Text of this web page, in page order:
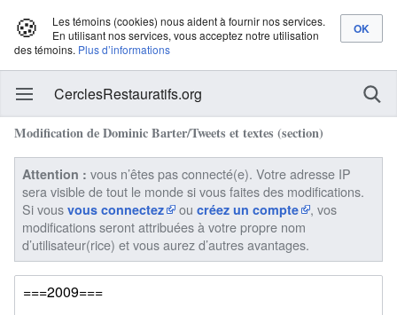
🍪
Les témoins (cookies) nous aident à fournir nos services.
En utilisant nos services, vous acceptez notre utilisation
des témoins. Plus d’informations
CerclesRestauratifs.org
Modification de Dominic Barter/Tweets et textes (section)
Attention : vous n’êtes pas connecté(e). Votre adresse IP
sera visible de tout le monde si vous faites des modifications.
Si vous vous connectez ou créez un compte
, vos
modifications seront attribuées à votre propre nom
d’utilisateur(rice) et vous aurez d’autres avantages.